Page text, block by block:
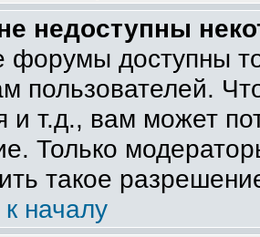
недоступны
форумы доступны
пользователей.
и т.д., вам может
Только
такое
началу